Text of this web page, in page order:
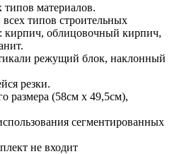
типов материалов.
типов строительных
кирпич, облицовочный кирпич,
режущий блок, наклонный
резки.
размера (58см х 49,5см),
сегментированных
не входит